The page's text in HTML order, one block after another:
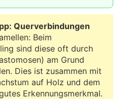
Querverbindungen
Beim
sind diese oft durch
am Grund
Dies ist zusammen mit
auf Holz und dem
Erkennungsmerkmal.